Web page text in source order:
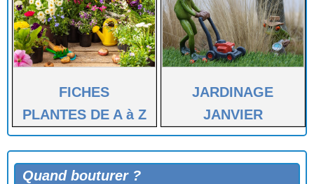
FICHES
PLANTES DE A à Z
JARDINAGE
JANVIER
Quand bouturer ?